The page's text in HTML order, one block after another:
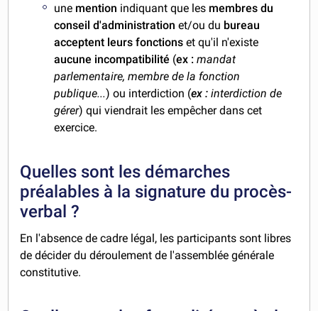
une mention indiquant que les membres du
conseil d'administrationet/ou du bureau
acceptent leurs fonctions et qu'il n'existe
aucune incompatibilité (ex :mandat
parlementaire, membre de la fonction
publique...) ou interdiction (ex : interdiction de
gérer) qui viendrait les empêcher dans cet
exercice.
Quelles sont les démarches
préalables à la signature du procès-
verbal ?
En l'absence de cadre légal, les participants sont libres
de décider du déroulement de l'assemblée générale
constitutive.